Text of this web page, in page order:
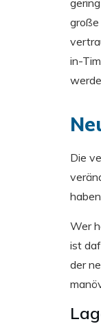
große
in-
Die
Wer
ist
der